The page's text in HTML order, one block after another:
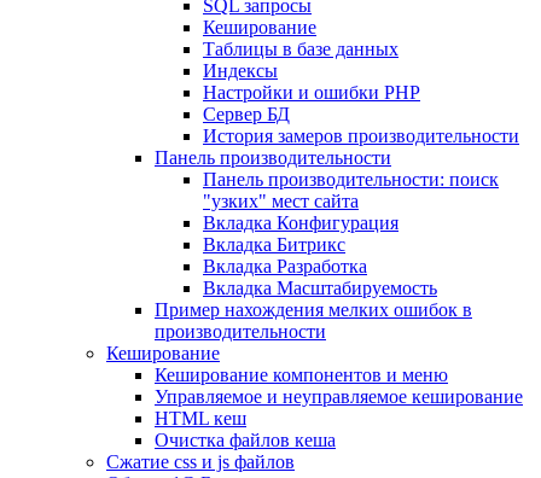
SQL запросы
Кеширование
Таблицы в базе данных
Индексы
Настройки и ошибки PHP
Сервер БД
История замеров производительности
Панель производительности
Панель производительности: поиск
"узких" мест сайта
Вкладка Конфигурация
Вкладка Битрикс
Вкладка Разработка
Вкладка Масштабируемость
Пример нахождения мелких ошибок в
производительности
Кеширование
Кеширование компонентов и меню
Управляемое и неуправляемое кеширование
HTML кеш
Очистка файлов кеша
Сжатие css и js файлов